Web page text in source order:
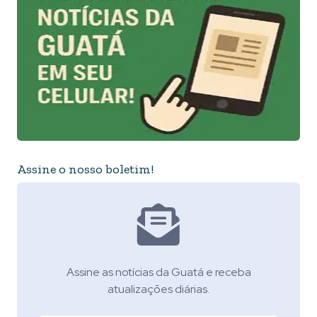
Assine o nosso boletim!
Assine as notícias da Guatá e receba
atualizações diárias.